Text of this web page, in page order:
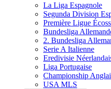
La Liga Espagnole
Segunda Division
Première Ligue
Bundesliga
2. Bundesliga
Serie A Italienne
Eredivisie
Liga Portugaise
Championship
USA MLS